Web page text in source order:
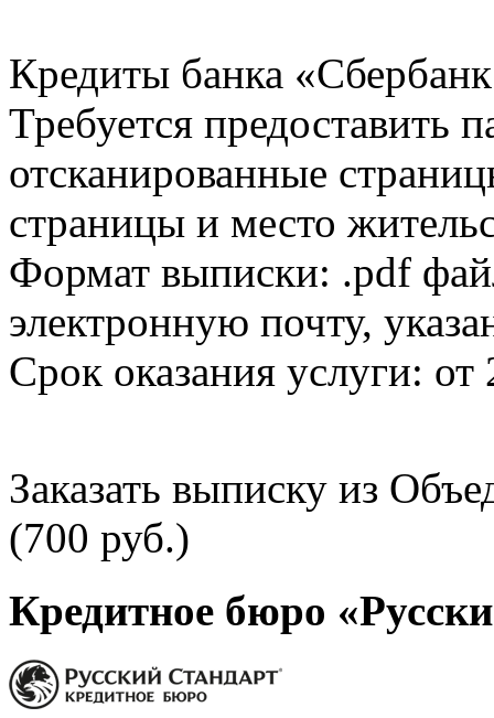
Кредиты банка
Требуется предоставить
отсканированные
страницы и место
Формат выписки: .pdf
электронную почту,
Срок оказания услуги: от
Заказать выписку из
(700 руб.)
Кредитное бюро